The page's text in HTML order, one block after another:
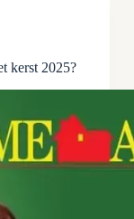
kerst 2025?